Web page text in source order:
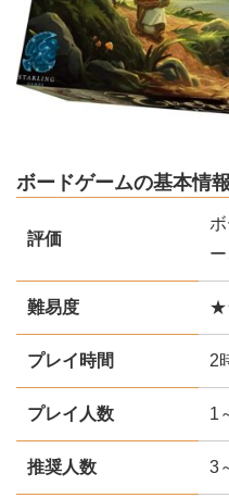
ボードゲームの基本情報
評価
難易度
プレイ時間 2
プレイ人数 1
推奨人数 3